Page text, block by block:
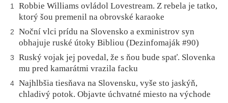
1
Robbie Williams ovládol Lovestream. Z rebela je tatko,
ktorý šou premenil na obrovské karaoke
2
Noční vlci prídu na Slovensko a exministrov syn
obhajuje ruské útoky Bibliou (Dezinfomaják #90)
3
Ruský vojak jej povedal, že s ňou bude spať. Slovenka
mu pred kamarátmi vrazila facku
4 Najhlbšia tiesňava na Slovensku, vyše sto jaskýň,
chladivý potok. Objavte úchvatné miesto na východe